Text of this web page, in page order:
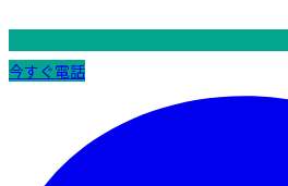
今すぐ電話